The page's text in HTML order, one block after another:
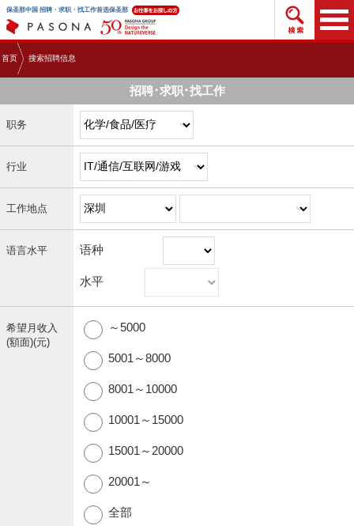
保圣那中国 招聘・求职・找工作首选保圣那 搜索
首页 搜索招聘信息
招聘･求职･找工作
职务
行业
工作地点
语言水平 语种
水平
希望月收入
(額面)(元)
～5000
5001～8000
8001～10000
10001～15000
15001～20000
20001～
全部